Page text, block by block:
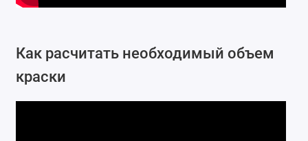
Как расчитать необходимый объем
краски